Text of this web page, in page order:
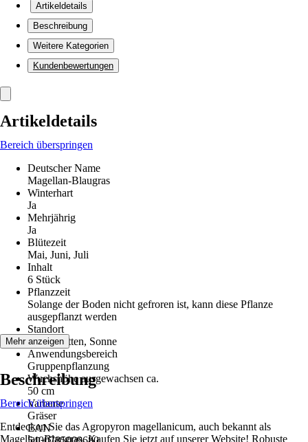
Artikeldetails
Beschreibung
Weitere Kategorien
Kundenbewertungen
Artikeldetails
Bereich überspringen
Deutscher Name
Magellan-Blaugras
Winterhart
Ja
Mehrjährig
Ja
Blütezeit
Mai, Juni, Juli
Inhalt
6 Stück
Pflanzzeit
Solange der Boden nicht gefroren ist, kann diese Pflanze
ausgepflanzt werden
Standort
Halbschatten, Sonne
Anwendungsbereich
Gruppenpflanzung
Wuchshöhe ausgewachsen ca.
50 cm
Variante
Gräser
EAN
Mehr anzeigen
Beschreibung
Bereich überspringen
Entdecken Sie das Agropyron magellanicum, auch bekannt als
Magellan-Blaugras. Kaufen Sie jetzt auf unserer Website! Robuste